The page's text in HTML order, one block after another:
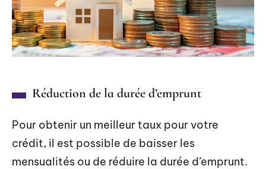
Réduction de la durée d’emprunt
Pour obtenir un meilleur taux pour votre
crédit, il est possible de baisser les
mensualités ou de réduire la durée d’emprunt.